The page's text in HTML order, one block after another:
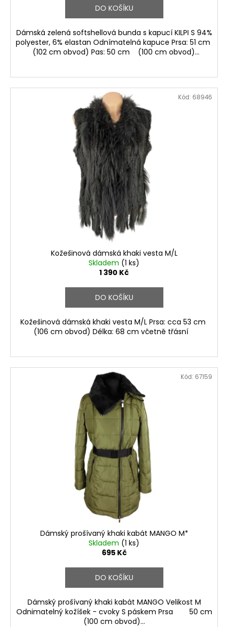
DO KOŠÍKU
Dámská zelená softshellová bunda s kapucí KILPI S 94%
polyester, 6% elastan Odnímatelná kapuce Prsa: 51 cm
(102 cm obvod) Pas: 50 cm (100 cm obvod)...
Kožešinová dámská khaki vesta M/L
Skladem (1 ks)
1 390 Kč
DO KOŠÍKU
Kožešinová dámská khaki vesta M/L Prsa: cca 53 cm
(106 cm obvod) Délka: 68 cm včetně třásní
Kód: 68946
Dámský prošívaný khaki kabát MANGO M*
Skladem (1 ks)
695 Kč
DO KOŠÍKU
Dámský prošívaný khaki kabát MANGO Velikost M
Odnimatelný kožíšek - cvoky S páskem Prsa 50 cm
(100 cm obvod)...
Kód: 67159